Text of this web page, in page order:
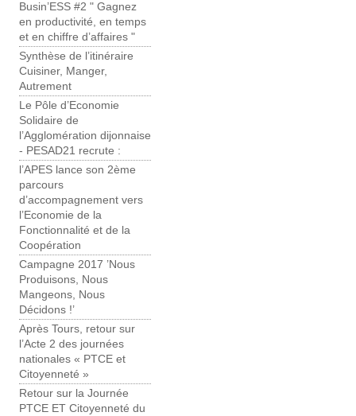
Busin’ESS #2 " Gagnez
en productivité, en temps
et en chiffre d’affaires "
Synthèse de l’itinéraire
Cuisiner, Manger,
Autrement
Le Pôle d’Economie
Solidaire de
l’Agglomération dijonnaise
- PESAD21 recrute :
l’APES lance son 2ème
parcours
d’accompagnement vers
l’Economie de la
Fonctionnalité et de la
Coopération
Campagne 2017 ’Nous
Produisons, Nous
Mangeons, Nous
Décidons !’
Après Tours, retour sur
l’Acte 2 des journées
nationales « PTCE et
Citoyenneté »
Retour sur la Journée
PTCE ET Citoyenneté du